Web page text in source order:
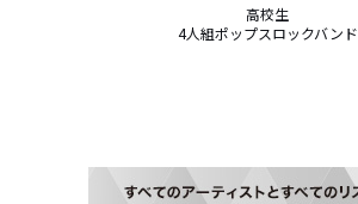
高校生
4人組ポップスロックバンド